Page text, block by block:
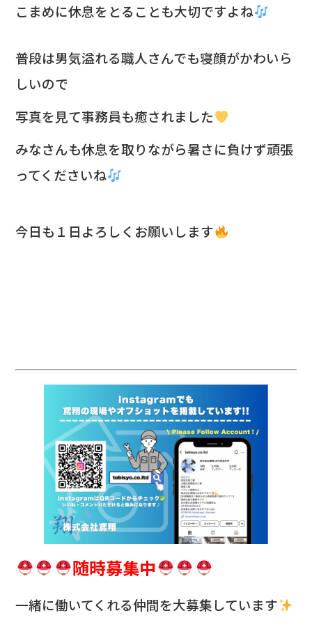
こまめに休息をとることも大切ですよね
普段は男気溢れる職人さんでも寝顔がかわいら
しいので
写真を見て事務員も癒されました
みなさんも休息を取りながら暑さに負けず頑張
ってくださいね
今日も１日よろしくお願いします
随時募集中
一緒に働いてくれる仲間を大募集しています